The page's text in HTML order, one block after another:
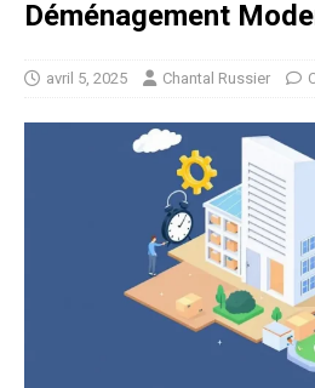
Déménagement
avril 5, 2025 Chantal Russier